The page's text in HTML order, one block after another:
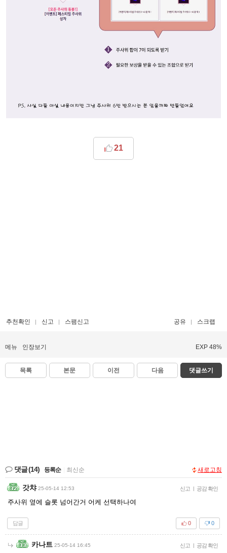
21
추천확인 신고 스팸신고 공유 스크랩
메뉴 인장보기 EXP 48%
목록 본문 이전 다음 댓글쓰기
댓글(14) 등록순 최신순 새로고침
갓챠 25-05-14 12:53 신고 | 공감 확인
주사위 옆에 슬롯 넘어간거 어케 선택하나여
답글 0
0
카나트 25-05-14 16:45 신고 | 공감 확인